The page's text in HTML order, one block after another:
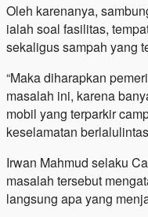
Oleh karenanya,
ialah soal fasilitas,
sekaligus sampah yang
“Maka diharapkan
masalah ini, karena
mobil yang terparkir
keselamatan
Irwan Mahmud selaku
masalah tersebut
langsung apa yang